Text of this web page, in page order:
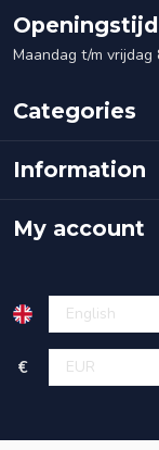
Maandag t/m vrijdag
Categories
Information
My account
€